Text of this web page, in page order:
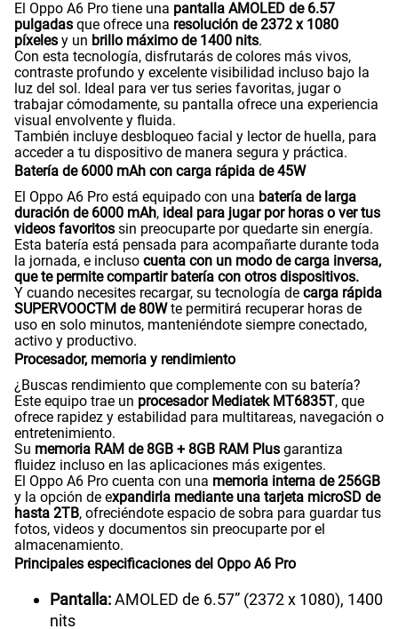
El Oppo A6 Pro tiene una pantalla AMOLED de 6.57
pulgadas que ofrece una resolución de 2372 x 1080
píxeles y un brillo máximo de 1400 nits.
Con esta tecnología, disfrutarás de colores más vivos,
contraste profundo y excelente visibilidad incluso bajo la
luz del sol. Ideal para ver tus series favoritas, jugar o
trabajar cómodamente, su pantalla ofrece una experiencia
visual envolvente y fluida.
También incluye desbloqueo facial y lector de huella, para
acceder a tu dispositivo de manera segura y práctica.
Batería de 6000 mAh con carga rápida de 45W
El Oppo A6 Pro está equipado con una batería de larga
duración de 6000 mAh, ideal para jugar por horas o ver tus
videos favoritos sin preocuparte por quedarte sin energía.
Esta batería está pensada para acompañarte durante toda
la jornada, e incluso cuenta con un modo de carga inversa,
que te permite compartir batería con otros dispositivos.
Y cuando necesites recargar, su tecnología de carga rápida
SUPERVOOCTM de 80Wte permitirá recuperar horas de
uso en solo minutos, manteniéndote siempre conectado,
activo y productivo.
Procesador, memoria y rendimiento
¿Buscas rendimiento que complemente con su batería?
Este equipo trae un procesador Mediatek MT6835T, que
ofrece rapidez y estabilidad para multitareas, navegación o
entretenimiento.
Su memoria RAM de 8GB + 8GB RAM Plus garantiza
fluidez incluso en las aplicaciones más exigentes.
El Oppo A6 Pro cuenta con una memoria interna de 256GB
y la opción de expandirla mediante una tarjeta microSD de
hasta 2TB, ofreciéndote espacio de sobra para guardar tus
fotos, videos y documentos sin preocuparte por el
almacenamiento.
Principales especificaciones del Oppo A6 Pro
Pantalla:AMOLED de 6.57” (2372 x 1080), 1400
nits